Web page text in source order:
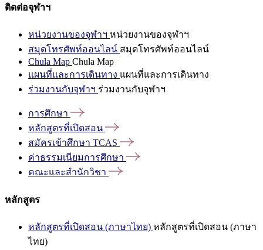
ติดต่อจุฬาฯ
หน่วยงานของจุฬาฯ หน่วยงานของจุฬาฯ
สมุดโทรศัพท์ออนไลน์ สมุดโทรศัพท์ออนไลน์
Chula Map Chula Map
แผนที่และการเดินทาง แผนที่และการเดินทาง
ร่วมงานกับจุฬาฯ ร่วมงานกับจุฬาฯ
การศึกษา
หลักสูตรที่เปิดสอน
สมัครเข้าศึกษา TCAS
ค่าธรรมเนียมการศึกษา
คณะและสำนักวิชา
หลักสูตร
หลักสูตรที่เปิดสอน (ภาษาไทย) หลักสูตรที่เปิดสอน (ภาษา
ไทย)